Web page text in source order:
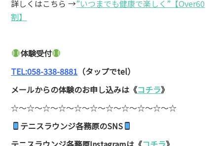
詳しくはこちら →”いつまでも健康で楽しく”【Over60
割】
体験受付
TEL:058-338-8881 （タップでtel）
メールからの体験のお申し込みは《コチラ》
☆〜☆〜☆〜☆〜☆〜☆〜☆〜☆〜☆〜☆〜☆
テニスラウンジ各務原のSNS